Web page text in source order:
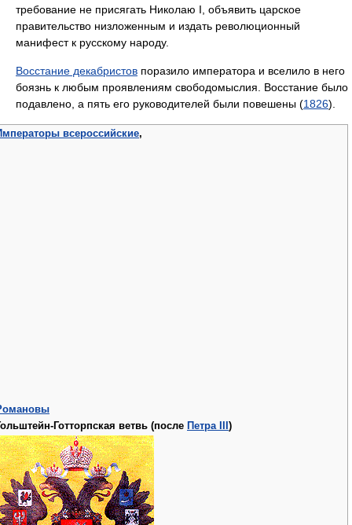
требование не присягать Николаю I, объявить царское
правительство низложенным и издать революционный
манифест к русскому народу.
Восстание декабристов поразило императора и вселило в него
боязнь к любым проявлениям свободомыслия. Восстание было
подавлено, а пять его руководителей были повешены (1826).
всероссийские,
Готторпская ветвь (после Петра III)